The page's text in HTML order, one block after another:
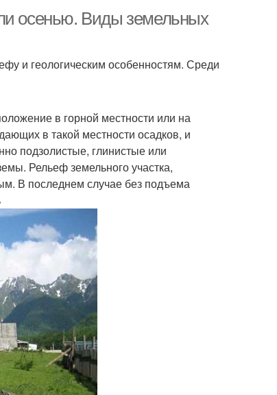
осенью. Виды земельных
и геологическим особенностям. Среди
в горной местности или на
в такой местности осадков, и
подзолистые, глинистые или
Рельеф земельного участка,
В последнем случае без подъема